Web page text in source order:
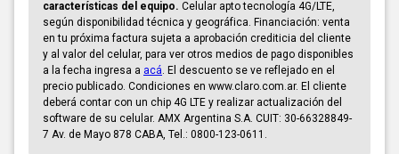
características del equipo. Celular apto tecnología 4G/LTE,
según disponibilidad técnica y geográfica. Financiación: venta
en tu próxima factura sujeta a aprobación crediticia del cliente
y al valor del celular, para ver otros medios de pago disponibles
a la fecha ingresa a acá . El descuento se ve reflejado en el
precio publicado. Condiciones en www.claro.com.ar. El cliente
deberá contar con un chip 4G LTE y realizar actualización del
software de su celular. AMX Argentina S.A. CUIT: 30-66328849-
7 Av. de Mayo 878 CABA, Tel.: 0800-123-0611.